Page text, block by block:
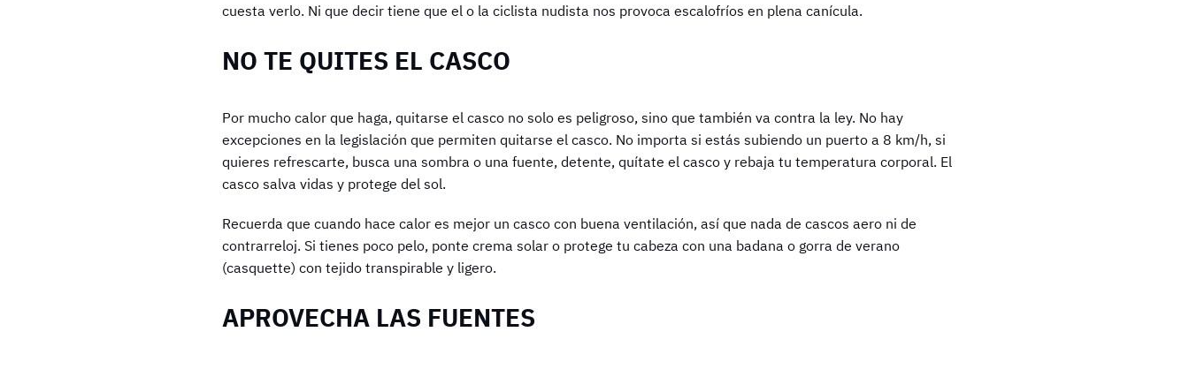
cuesta verlo. Ni que decir tiene que el o la ciclista nudista nos provoca escalofríos en plena canícula.
NO TE QUITES EL CASCO
Por mucho calor que haga, quitarse el casco no solo es peligroso, sino que también va contra la ley. No hay
excepciones en la legislación que permiten quitarse el casco. No importa si estás subiendo un puerto a 8 km/h, si
quieres refrescarte, busca una sombra o una fuente, detente, quítate el casco y rebaja tu temperatura corporal. El
casco salva vidas y protege del sol.
Recuerda que cuando hace calor es mejor un casco con buena ventilación, así que nada de cascos aero ni de
contrarreloj. Si tienes poco pelo, ponte crema solar o protege tu cabeza con una badana o gorra de verano
(casquette) con tejido transpirable y ligero.
APROVECHA LAS FUENTES